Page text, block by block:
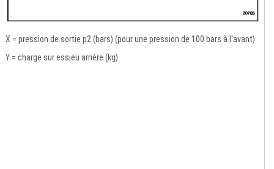
X = pression de sortie p2 (bars) (pour une pression de 100 bars à l'avant)
Y = charge sur essieu arrière (kg)